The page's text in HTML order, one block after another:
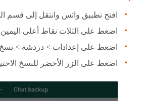
افتح تطبيق واتس وانتقل إلى قسم
اضغط على الثلاث نقاط أعلى
اضغط على إعدادات > دردشة >
اضغط على الزر الأخضر للنسخ